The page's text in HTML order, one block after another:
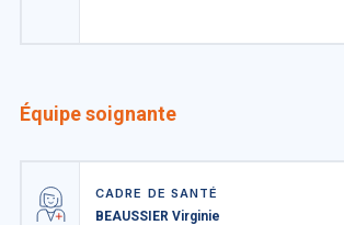
Équipe soignante
CADRE DE SANTÉ
BEAUSSIER Virginie